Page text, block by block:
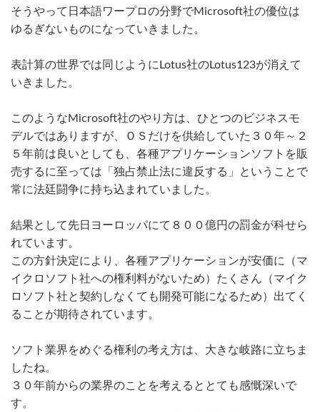
そうやって日本語ワープロの分野でMicrosoft社の優位は
ゆるぎないものになっていきました。
表計算の世界では同じようにLotus社のLotus123が消えて
いきました。
このようなMicrosoft社のやり方は、ひとつのビジネスモ
デルではありますが、ＯＳだけを供給していた３０年～２
５年前は良いとしても、各種アプリケーションソフトを販
売するに至っては「独占禁止法に違反する」ということで
常に法廷闘争に持ち込まれていました。
結果として先日ヨーロッパにて８００億円の罰金が科せら
れています。
この方針決定により、各種アプリケーションが安価に（マ
イクロソフト社への権利料がないため）たくさん（マイク
ロソフト社と契約しなくても開発可能になるため）出てく
ることが期待されています。
ソフト業界をめぐる権利の考え方は、大きな岐路に立ちま
したね。
３０年前からの業界のことを考えるととても感慨深いで
す。